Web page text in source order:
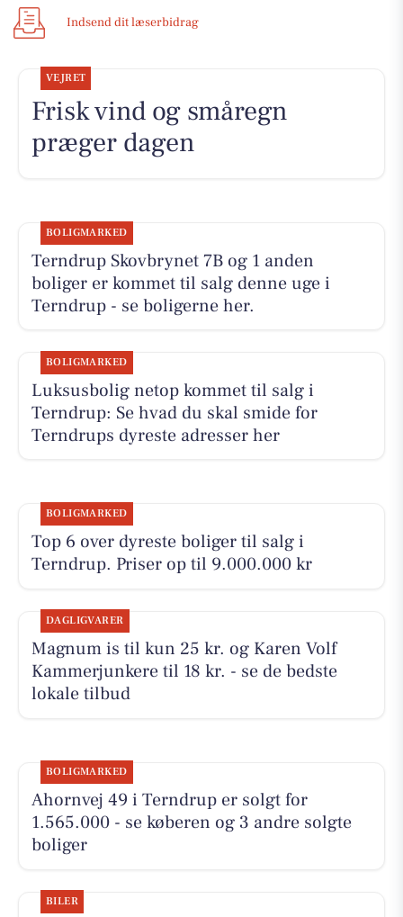
Indsend dit læserbidrag
VEJRET
Frisk vind og småregn
præger dagen
BOLIGMARKED
Terndrup Skovbrynet 7B og 1 anden
boliger er kommet til salg denne uge i
Terndrup - se boligerne her.
BOLIGMARKED
Luksusbolig netop kommet til salg i
Terndrup: Se hvad du skal smide for
Terndrups dyreste adresser her
BOLIGMARKED
Top 6 over dyreste boliger til salg i
Terndrup. Priser op til 9.000.000 kr
DAGLIGVARER
Magnum is til kun 25 kr. og Karen Volf
Kammerjunkere til 18 kr. - se de bedste
lokale tilbud
BOLIGMARKED
Ahornvej 49 i Terndrup er solgt for
1.565.000 - se køberen og 3 andre solgte
boliger
BILER